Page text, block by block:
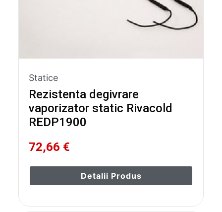
Statice
Rezistenta degivrare
vaporizator static Rivacold
REDP1900
72,66 €
Detalii Produs